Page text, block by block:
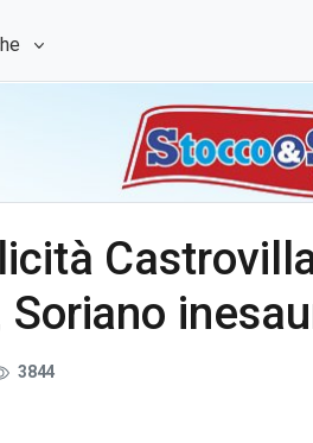
3844